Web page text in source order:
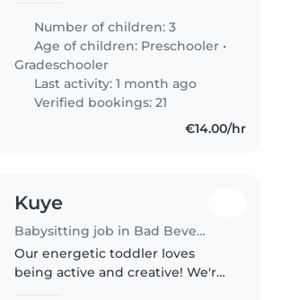
aber eher für längerfristige
Pläne.] Wir sind zwei
Psychologen an der Uni Trier
bzw. Uni Luxemburg...
Number of children: 3
Age of children: Preschooler •
Gradeschooler
Last activity: 1 month ago
Verified bookings: 21
€14.00/hr
Kuye
Babysitting job in Bad Bevensen
Our energetic toddler loves
being active and creative! We're